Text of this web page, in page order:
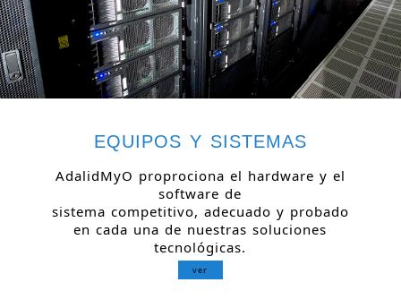
EQUIPOS Y SISTEMAS
AdalidMyO proprociona el hardware y el
software de
sistema competitivo, adecuado y probado
en cada una de nuestras soluciones
tecnológicas.
ver